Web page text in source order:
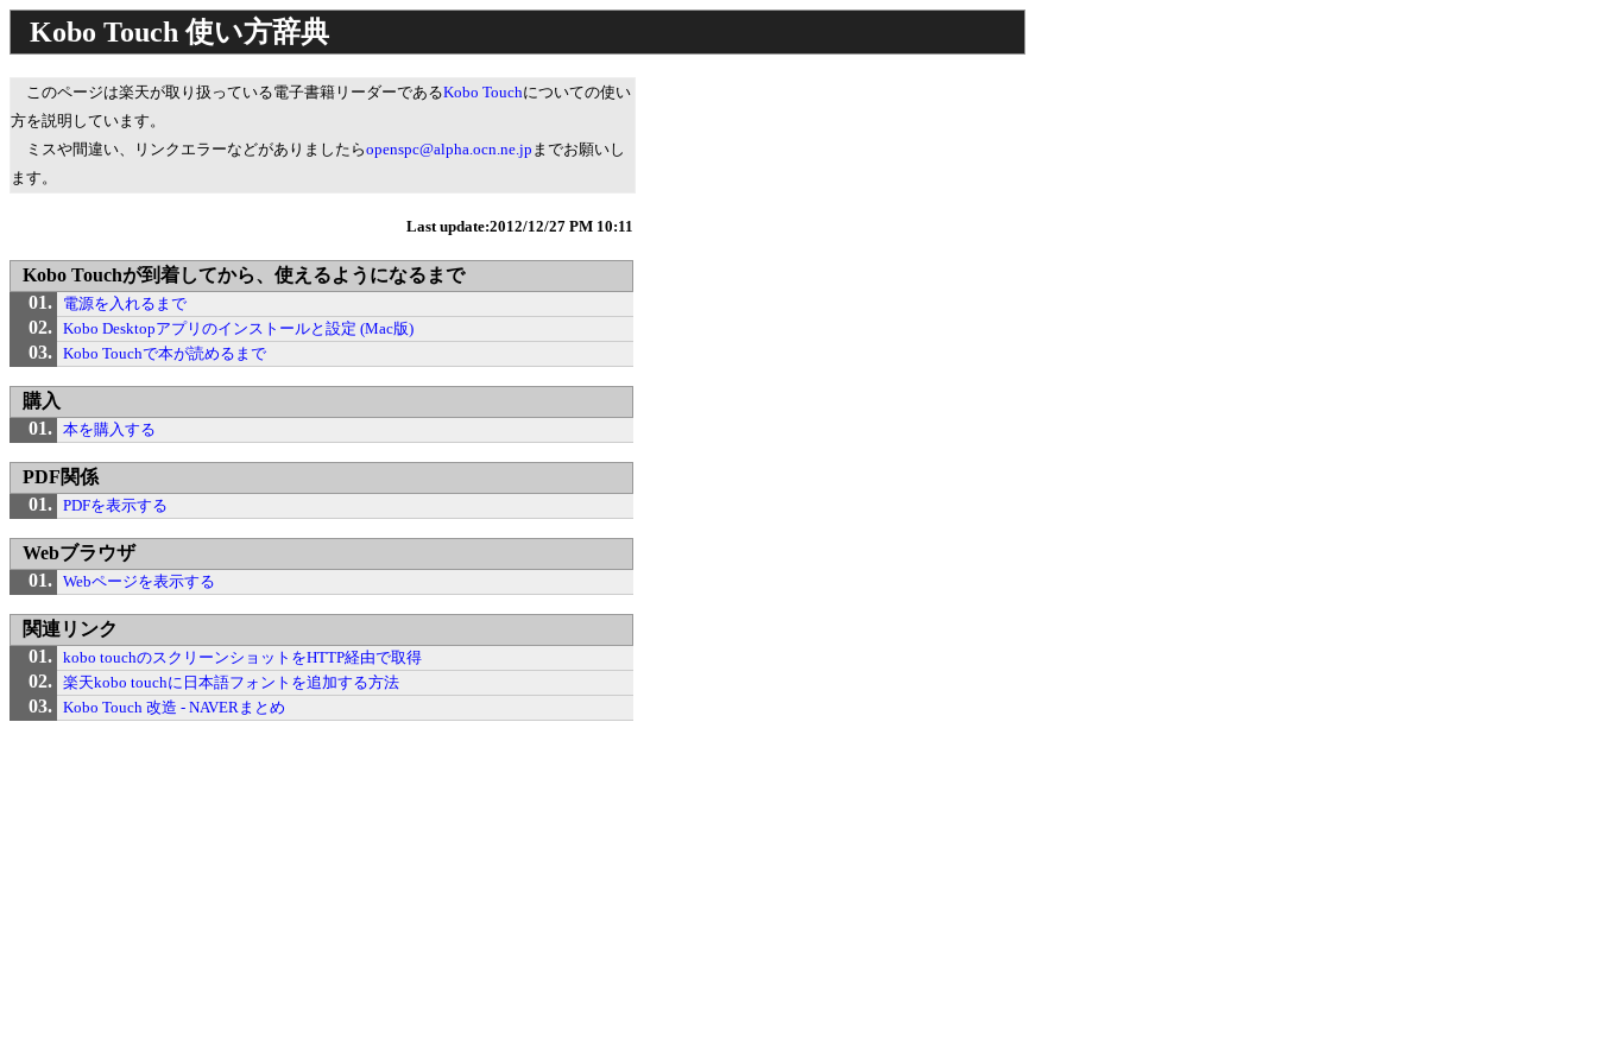
Kobo Touch 使い方辞典
このページは楽天が取り扱っている電子書籍リーダーであるKobo Touchについての使い
方を説明しています。
ミスや間違い、リンクエラーなどがありましたらopenspc@alpha.ocn.ne.jp までお願いし
ます。
Last update:2012/12/27 PM 10:11
Kobo Touchが到着してから、使えるようになるまで
電源を入れるまで
Kobo Desktopアプリのインストールと設定 (Mac版)
Kobo Touchで本が読めるまで
購入
本を購入する
PDF関係
PDFを表示する
Webブラウザ
Webページを表示する
関連リンク
kobo touchのスクリーンショットをHTTP経由で取得
楽天kobo touchに日本語フォントを追加する方法
Kobo Touch 改造 - NAVERまとめ